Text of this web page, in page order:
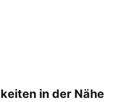
in der Nähe